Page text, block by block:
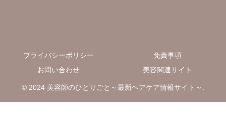
ブライバシーポリシー
免責事項
お問い合わせ
美容関連サイト
© 2024 美容師のひとりごと～最新ヘアケア情報サイト～.